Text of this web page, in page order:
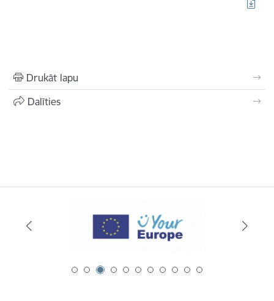
Drukāt lapu
Dalīties